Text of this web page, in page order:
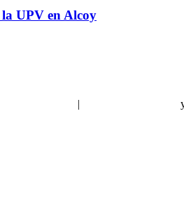
UPV en Alcoy
|